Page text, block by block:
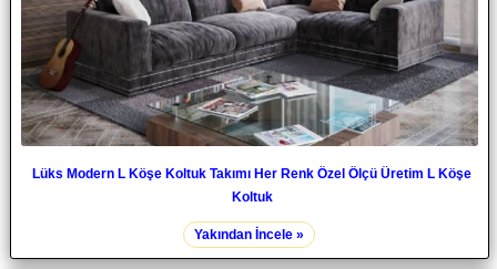
Lüks Modern L Köşe Koltuk Takımı Her Renk Özel Ölçü Üretim L Köşe
Koltuk
Yakından İncele »